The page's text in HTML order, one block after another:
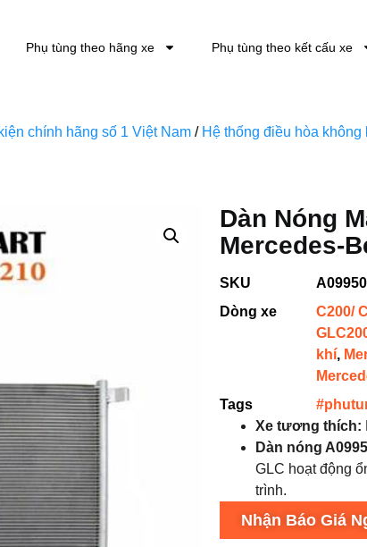
Phụ tùng theo hãng xe Phụ tùng theo kết cấu xe
chính hãng số 1 Việt Nam / Hệ thống điều hòa không
Dàn Nóng
Mercedes-
SKU
Dòng xe
C200/
khí,
Tags
Xe tương thích:
Dàn nóng
GLC hoạt động
trình.
Nhận Báo Giá